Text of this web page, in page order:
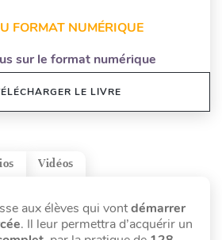
FORMAT NUMÉRIQUE
sur le format numérique
LE LIVRE
Vidéos
aux élèves qui vontdémarrer
. Il leur permettra d’acquérir un